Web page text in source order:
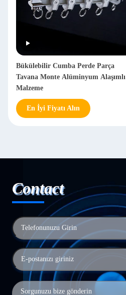
Bükülebilir Cumba Perde Parça
Tavana Monte Alüminyum Alaşımlı
Malzeme
En İyi Fiyatı Alın
Contact